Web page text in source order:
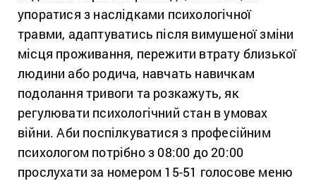
упоратися з наслідками психологічної
травми, адаптуватись після вимушеної зміни
місця проживання, пережити втрату близької
людини або родича, навчать навичкам
подолання тривоги та розкажуть, як
регулювати психологічний стан в умовах
війни. Аби поспілкуватися з професійним
психологом потрібно з 08:00 до 20:00
прослухати за номером 15-51 голосове меню